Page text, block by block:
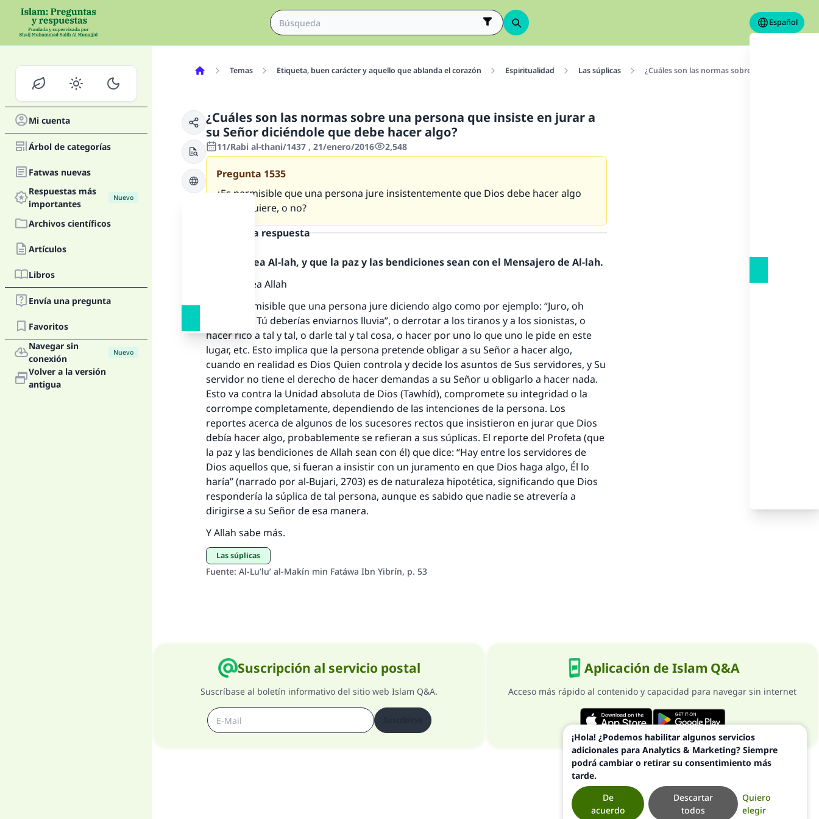
Español
Mi cuenta
Árbol de categorías
Fatwas nuevas
Respuestas más
importantes
Nuevo
Archivos científicos
Artículos
Libros
Envía una pregunta
Favoritos
Navegar sin
conexión
Nuevo
Volver a la versión
antigua
Temas Etiqueta, buen carácter y aquello que ablanda el corazón Espiritualidad Las súplicas ¿Cuáles son las normas sobre una persona
¿Cuáles son las normas sobre una persona que insiste en jurar a
su Señor diciéndole que debe hacer algo?
11/Rabi al-thani/1437 , 21/enero/2016 2,548
Pregunta 1535
¿Es permisible que una persona jure insistentemente que Dios debe hacer algo
que él quiere, o no?
Texto de la respuesta
Alabado sea Al-lah, y que la paz y las bendiciones sean con el Mensajero de Al-lah.
Alabado sea Allah
No es permisible que una persona jure diciendo algo como por ejemplo: “Juro, oh
Señor, que Tú deberías enviarnos lluvia”, o derrotar a los tiranos y a los sionistas, o
hacer rico a tal y tal, o darle tal y tal cosa, o hacer por uno lo que uno le pide en este
lugar, etc. Esto implica que la persona pretende obligar a su Señor a hacer algo,
cuando en realidad es Dios Quien controla y decide los asuntos de Sus servidores, y Su
servidor no tiene el derecho de hacer demandas a su Señor u obligarlo a hacer nada.
Esto va contra la Unidad absoluta de Dios (Tawhíd), compromete su integridad o la
corrompe completamente, dependiendo de las intenciones de la persona. Los
reportes acerca de algunos de los sucesores rectos que insistieron en jurar que Dios
debía hacer algo, probablemente se refieran a sus súplicas. El reporte del Profeta (que
la paz y las bendiciones de Allah sean con él) que dice: “Hay entre los servidores de
Dios aquellos que, si fueran a insistir con un juramento en que Dios haga algo, Él lo
haría” (narrado por al-Bujari, 2703) es de naturaleza hipotética, significando que Dios
respondería la súplica de tal persona, aunque es sabido que nadie se atrevería a
dirigirse a su Señor de esa manera.
Y Allah sabe más.
Las súplicas
Fuente: Al-Lu’lu’ al-Makín min Fatáwa Ibn Yibrín, p. 53
Suscripción al servicio postal
Suscríbase al boletín informativo del sitio web Islam Q&A.
Aplicación de Islam Q&A
Acceso más rápido al contenido y capacidad para navegar sin internet
La respuesta no. 110845 salvó un matrimonio.
Desde la Q hasta la A, su contribución ayuda a IslamQA.
Profeta ﷺ dijo:
"Una persona que orienta a otros a hacer el bien obtendrá la
misma recompensa que aquellos que lo realicen."
(MUSLIM, 1893)
Contribuir
¡Hola! ¿Podemos habilitar algunos servicios
adicionales para Analytics & Marketing? Siempre
podrá cambiar o retirar su consentimiento más
tarde.
Quiero
elegir
Descartar
todos
De
acuerdo